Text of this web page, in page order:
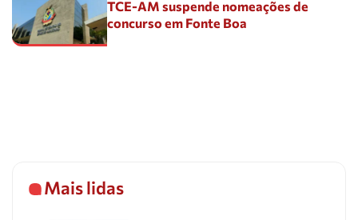
TCE-AM suspende nomeações de
concurso em Fonte Boa
Mais lidas